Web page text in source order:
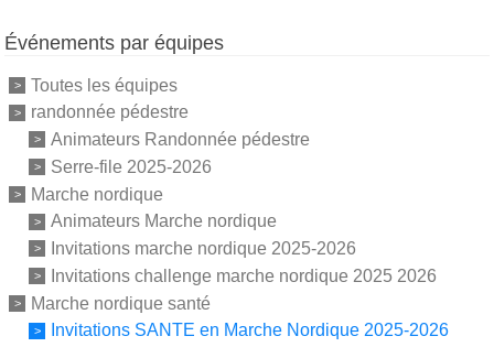
Événements par équipes
Toutes les équipes
randonnée pédestre
Animateurs Randonnée pédestre
Serre-file 2025-2026
Marche nordique
Animateurs Marche nordique
Invitations marche nordique 2025-2026
Invitations challenge marche nordique 2025 2026
Marche nordique santé
Invitations SANTE en Marche Nordique 2025-2026